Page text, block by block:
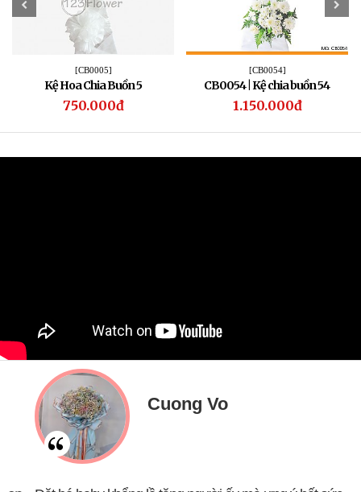
[CB0005]
Kệ Hoa Chia Buồn 5
750.000đ
[CB0054]
CB0054 | Kệ chia buồn 54
1.150.000đ
Cuong Vo